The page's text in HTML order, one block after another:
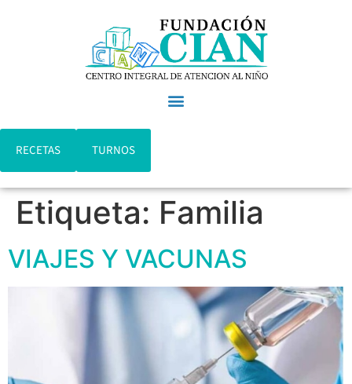
RECETAS TURNOS
Etiqueta: Familia
VIAJES Y VACUNAS